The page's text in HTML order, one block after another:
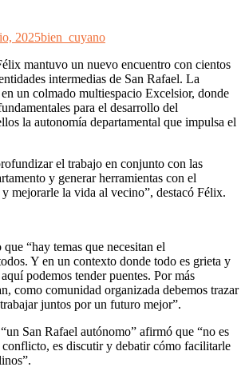
2025bien_cuyano
mantuvo un nuevo encuentro con cientos
intermedias de San Rafael. La
un colmado multiespacio Excelsior, donde
para el desarrollo del
la autonomía departamental que impulsa el
el trabajo en conjunto con las
y generar herramientas con el
mejorarle la vida al vecino”, destacó Félix.
“hay temas que necesitan el
Y en un contexto donde todo es grieta y
podemos tender puentes. Por más
como comunidad organizada debemos trazar
juntos por un futuro mejor”.
San Rafael autónomo” afirmó que “no es
conflicto, es discutir y debatir cómo facilitarle